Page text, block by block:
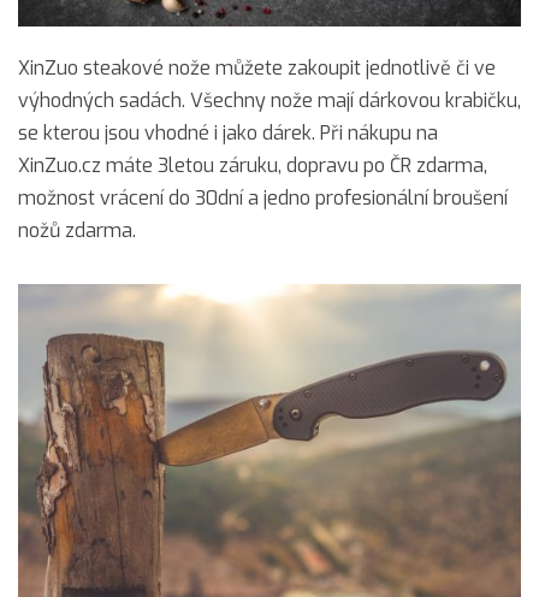
XinZuo steakové nože můžete zakoupit jednotlivě či ve
výhodných sadách. Všechny nože mají dárkovou krabičku,
se kterou jsou vhodné i jako dárek. Při nákupu na
XinZuo.cz máte 3letou záruku, dopravu po ČR zdarma,
možnost vrácení do 30dní a jedno profesionální broušení
nožů zdarma.